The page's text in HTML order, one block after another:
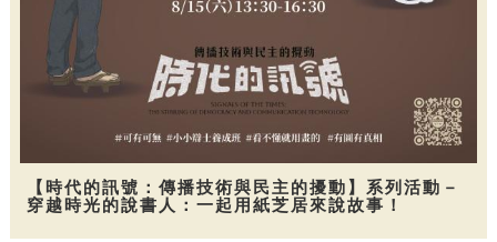
【時代的訊號：傳播技術與民主的擾動】系列活動－
穿越時光的說書人：一起用紙芝居來說故事！